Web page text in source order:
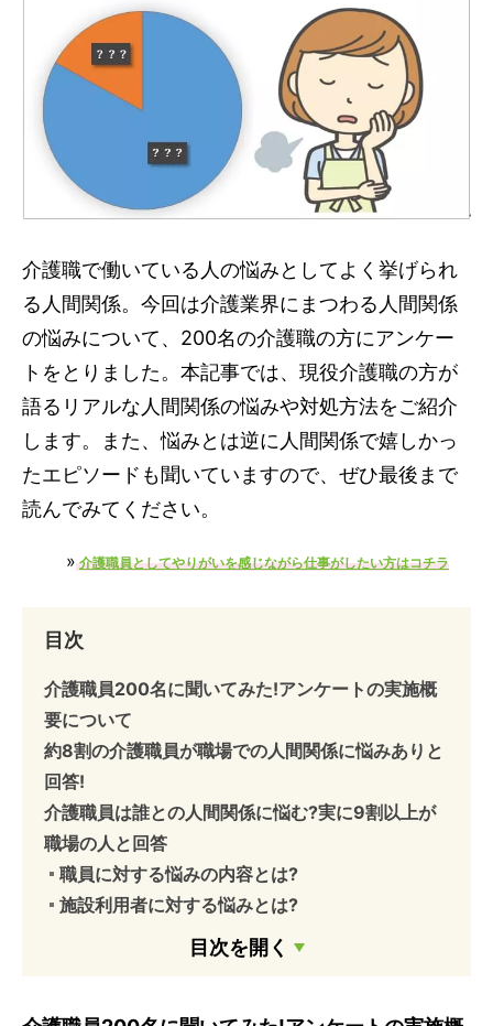
介護職で働いている人の悩みとしてよく挙げられ
る人間関係。今回は介護業界にまつわる人間関係
の悩みについて、200名の介護職の方にアンケー
トをとりました。本記事では、現役介護職の方が
語るリアルな人間関係の悩みや対処方法をご紹介
します。また、悩みとは逆に人間関係で嬉しかっ
たエピソードも聞いていますので、ぜひ最後まで
読んでみてください。
» 介護職員としてやりがいを感じながら仕事がしたい方はコチラ
目次
介護職員200名に聞いてみた!アンケートの実施概
要について
約8割の介護職員が職場での人間関係に悩みありと
回答!
介護職員は誰との人間関係に悩む?実に9割以上が
職場の人と回答
職員に対する悩みの内容とは?
施設利用者に対する悩みとは?
施設利用者の家族に対する悩みとは?
処方法を聞いてみた!
目次を開く